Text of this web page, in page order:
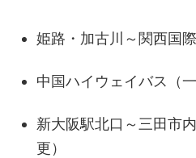
姫路・加古川～関西国
中国ハイウェイバス（
新大阪駅北口～三田市
更）